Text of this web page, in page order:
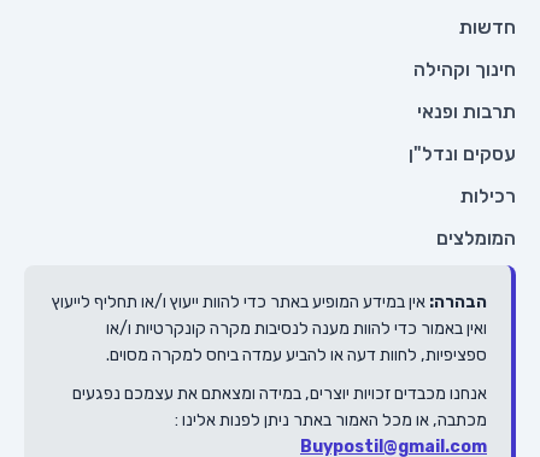
ופנאי
ונדל"ן
אין במידע המופיע באתר כדי להוות ייעוץ ו/או תחליף לייעוץ
באמור כדי להוות מענה לנסיבות מקרה קונקרטיות ו/או
לחוות דעה או להביע עמדה ביחס למקרה מסוים.
מכבדים זכויות יוצרים, במידה ומצאתם את עצמכם נפגעים
או מכל האמור באתר ניתן לפנות אלינו :